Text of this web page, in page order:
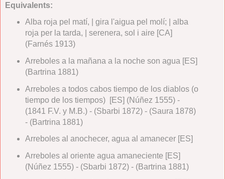
Equivalents:
Alba roja pel matí, | gira l'aigua pel molí; | alba
roja per la tarda, | serenera, sol i aire [CA]
(Farnés 1913)
Arreboles a la mañana a la noche son agua [ES]
(Bartrina 1881)
Arreboles a todos cabos tiempo de los diablos (o
tiempo de los tiempos) [ES] (Núñez 1555) -
(1841 F.V. y M.B.) - (Sbarbi 1872) - (Saura 1878)
- (Bartrina 1881)
Arreboles al anochecer, agua al amanecer [ES]
Arreboles al oriente agua amaneciente [ES]
(Núñez 1555) - (Sbarbi 1872) - (Bartrina 1881)